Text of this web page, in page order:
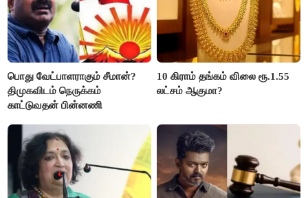
பொது வேட்பாளராகும் சீமான்?
திமுகவிடம் நெருக்கம்
காட்டுவதன் பின்னணி
10 கிராம் தங்கம் விலை ரூ.1.55
லட்சம் ஆகுமா?